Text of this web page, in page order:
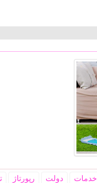
خدمات دولت رپورتاژ